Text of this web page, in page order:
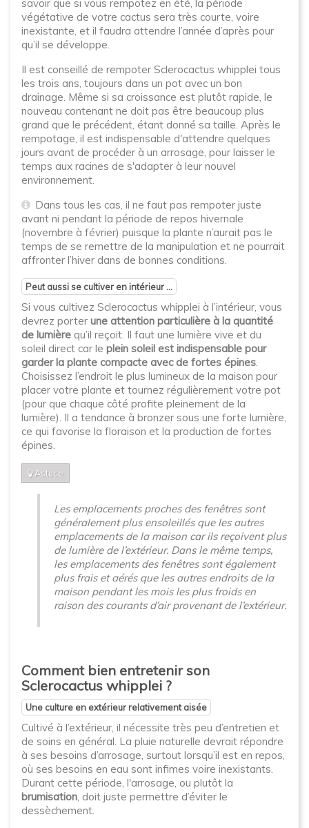
savoir que si vous rempotez en été, la période
végétative de votre cactus sera très courte, voire
inexistante, et il faudra attendre l’année d’après pour
qu’il se développe.
Il est conseillé de rempoter Sclerocactus whipplei tous
les trois ans, toujours dans un pot avec un bon
drainage. Même si sa croissance est plutôt rapide, le
nouveau contenant ne doit pas être beaucoup plus
grand que le précédent, étant donné sa taille. Après le
rempotage, il est indispensable d'attendre quelques
jours avant de procéder à un arrosage, pour laisser le
temps aux racines de s'adapter à leur nouvel
environnement.
Dans tous les cas, il ne faut pas rempoter juste
avant ni pendant la période de repos hivernale
(novembre à février) puisque la plante n’aurait pas le
temps de se remettre de la manipulation et ne pourrait
affronter l’hiver dans de bonnes conditions.
Peut aussi se cultiver en intérieur ...
Si vous cultivez Sclerocactus whipplei à l’intérieur, vous
devrez porter une attention particulière à la quantité
de lumière qu’il reçoit. Il faut une lumière vive et du
soleil direct car le plein soleil est indispensable pour
garder la plante compacte avec de fortes épines.
Choisissez l’endroit le plus lumineux de la maison pour
placer votre plante et tournez régulièrement votre pot
(pour que chaque côté profite pleinement de la
lumière). Il a tendance à bronzer sous une forte lumière,
ce qui favorise la floraison et la production de fortes
épines.
Astuce
Les emplacements proches des fenêtres sont
généralement plus ensoleillés que les autres
emplacements de la maison car ils reçoivent plus
de lumière de l’extérieur. Dans le même temps,
les emplacements des fenêtres sont également
plus frais et aérés que les autres endroits de la
maison pendant les mois les plus froids en
raison des courants d’air provenant de l’extérieur.
Comment bien entretenir son
Sclerocactus whipplei ?
Une culture en extérieur relativement aisée
Cultivé à l’extérieur, il nécessite très peu d’entretien et
de soins en général. La pluie naturelle devrait répondre
à ses besoins d’arrosage, surtout lorsqu’il est en repos,
où ses besoins en eau sont infimes voire inexistants.
Durant cette période, l'arrosage, ou plutôt la
brumisation, doit juste permettre d’éviter le
dessèchement.